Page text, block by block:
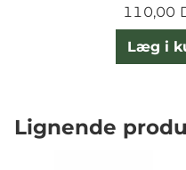
110,00
Læg i
Lignende